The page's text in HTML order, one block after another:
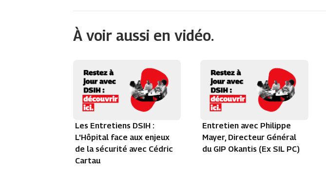
À voir aussi en vidéo.
Les Entretiens DSIH :
L'Hôpital face aux enjeux
de la sécurité avec Cédric
Cartau
Entretien avec Philippe
Mayer, Directeur Général
du GIP Okantis (Ex SIL PC)